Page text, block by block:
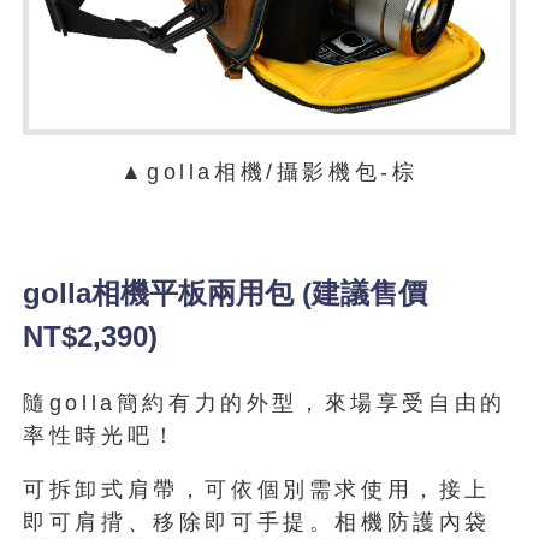
▲golla相機/攝影機包-棕
golla相機平板兩用包 (建議售價
NT$2,390)
隨golla簡約有力的外型，來場享受自由的
率性時光吧！
可拆卸式肩帶，可依個別需求使用，接上
即可肩揹、移除即可手提。相機防護內袋